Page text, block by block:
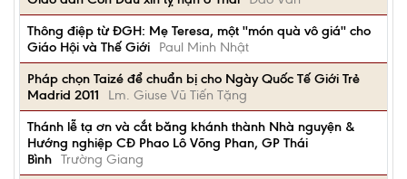
Thông điệp từ ĐGH: Mẹ Teresa, một ''món quà vô giá'' cho
Giáo Hội và Thế Giới
Paul Minh Nhật
Pháp chọn Taizé để chuẩn bị cho Ngày Quốc Tế Giới Trẻ
Madrid 2011
Lm. Giuse Vũ Tiến Tặng
Thánh lễ tạ ơn và cắt băng khánh thành Nhà nguyện &
Hướng nghiệp CĐ Phao Lô Võng Phan, GP Thái
Bình Trường Giang